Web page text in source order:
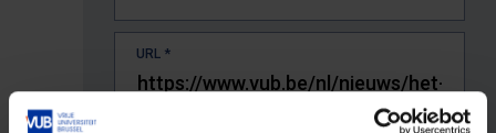
URL *
The full URL of the page where you encountered the error.